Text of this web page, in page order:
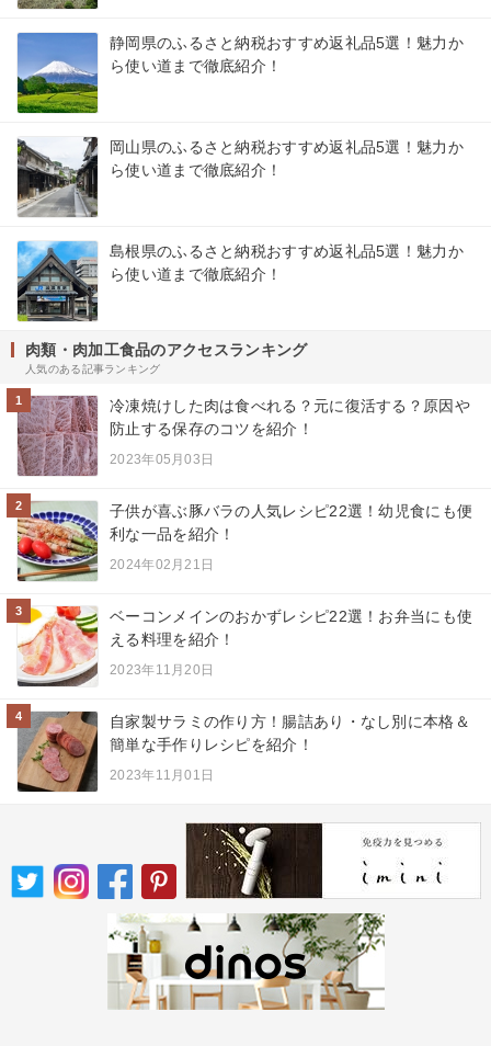
静岡県のふるさと納税おすすめ返礼品5選！魅力か
ら使い道まで徹底紹介！
岡山県のふるさと納税おすすめ返礼品5選！魅力か
ら使い道まで徹底紹介！
島根県のふるさと納税おすすめ返礼品5選！魅力か
ら使い道まで徹底紹介！
肉類・肉加工食品のアクセスランキング
人気のある記事ランキング
1
冷凍焼けした肉は食べれる？元に復活する？原因や
防止する保存のコツを紹介！
2023年05月03日
2
子供が喜ぶ豚バラの人気レシピ22選！幼児食にも便
利な一品を紹介！
2024年02月21日
3
ベーコンメインのおかずレシピ22選！お弁当にも使
える料理を紹介！
2023年11月20日
4
自家製サラミの作り方！腸詰あり・なし別に本格＆
簡単な手作りレシピを紹介！
2023年11月01日